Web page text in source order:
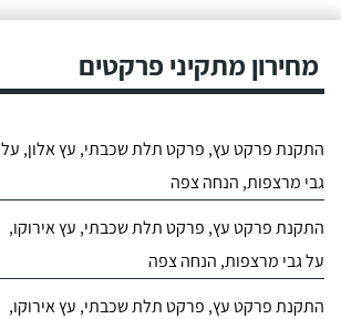
מחירון מתקיני פרקטים
התקנת פרקט עץ, פרקט תלת שכבתי, עץ אלון, על
גבי מרצפות, הנחה צפה
התקנת פרקט עץ, פרקט תלת שכבתי, עץ אירוקו,
על גבי מרצפות, הנחה צפה
התקנת פרקט עץ, פרקט תלת שכבתי, עץ אירוקו,